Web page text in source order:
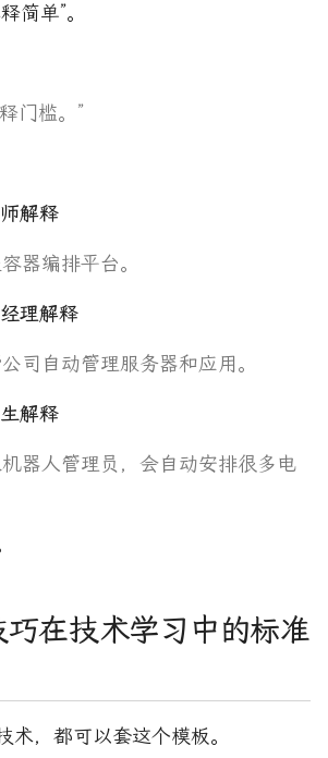
简单”。
门槛。”
解释
器编排平台。
理解释
司自动管理服务器和应用。
解释
器人管理员，会自动安排很多电
在技术学习中的标准
术，都可以套这个模板。